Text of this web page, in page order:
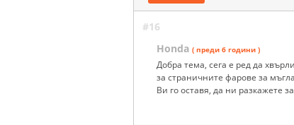
#16
Honda ( преди 6 години )
Добра тема, сега е ред да
за страничните фарове за
Ви го оставя, да ни разкажете